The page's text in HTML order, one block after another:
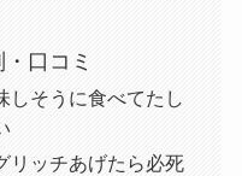
口コミ
そうに食べてたし
リッチあげたら必死